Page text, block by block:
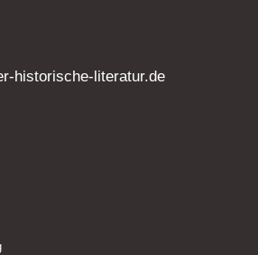
historische-literatur.de